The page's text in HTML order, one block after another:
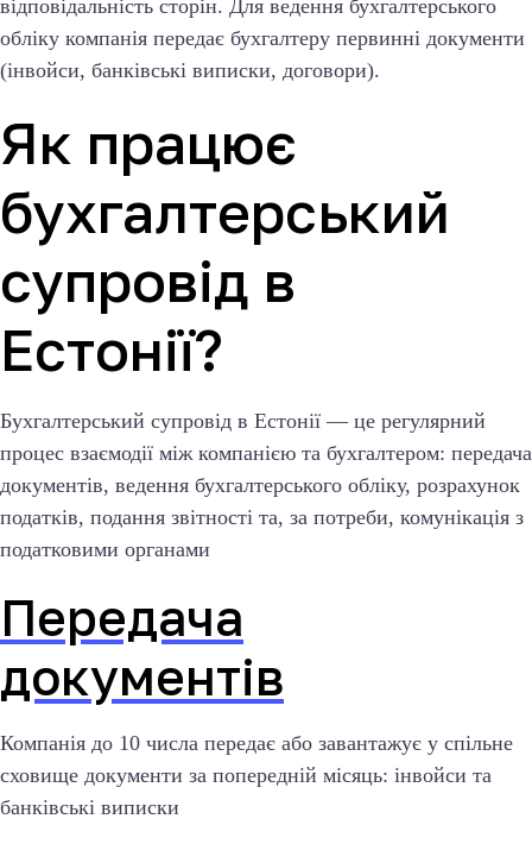
відповідальність сторін. Для ведення бухгалтерського
обліку компанія передає бухгалтеру первинні документи
(інвойси, банківські виписки, договори).
Як працює
бухгалтерський
супровід в
Естонії?
Бухгалтерський супровід в Естонії — це регулярний
процес взаємодії між компанією та бухгалтером: передача
документів, ведення бухгалтерського обліку, розрахунок
податків, подання звітності та, за потреби, комунікація з
податковими органами
Передача
документів
Компанія до 10 числа передає або завантажує у спільне
сховище документи за попередній місяць: інвойси та
банківські виписки